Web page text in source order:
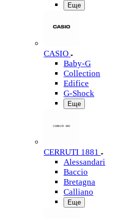
Еще
CASIO
Baby-G
Collection
Edifice
G-Shock
Еще
CERRUTI 1881
Alessandari
Baccio
Bretagna
Calliano
Еще